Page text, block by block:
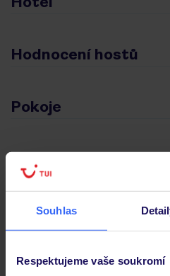
Souhlas
Respektujeme vaše soukromí
Hodnocení hostů
Pokoje
Důležité informace